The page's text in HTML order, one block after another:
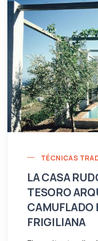
TÉCNICAS
LA CASA
TESORO
CAMUFLADO
FRIGILIANA